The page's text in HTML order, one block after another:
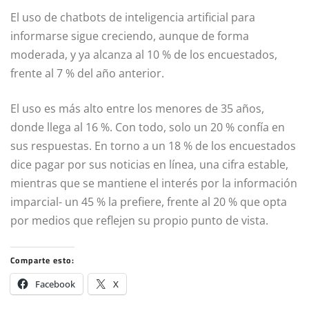
El uso de chatbots de inteligencia artificial para
informarse sigue creciendo, aunque de forma
moderada, y ya alcanza al 10 % de los encuestados,
frente al 7 % del año anterior.
El uso es más alto entre los menores de 35 años,
donde llega al 16 %. Con todo, solo un 20 % confía en
sus respuestas. En torno a un 18 % de los encuestados
dice pagar por sus noticias en línea, una cifra estable,
mientras que se mantiene el interés por la información
imparcial- un 45 % la prefiere, frente al 20 % que opta
por medios que reflejen su propio punto de vista.
Comparte esto:
Facebook X